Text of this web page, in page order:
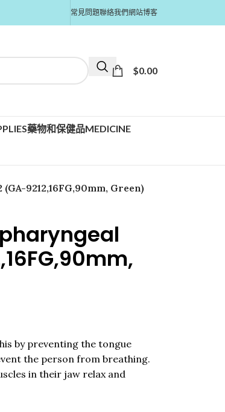
常見問題聯絡我們網站博客
$0.00
藥物和保健品MEDICINE
9212,16FG,90mm, Green)
by preventing the tongue
the person from breathing.
in their jaw relax and